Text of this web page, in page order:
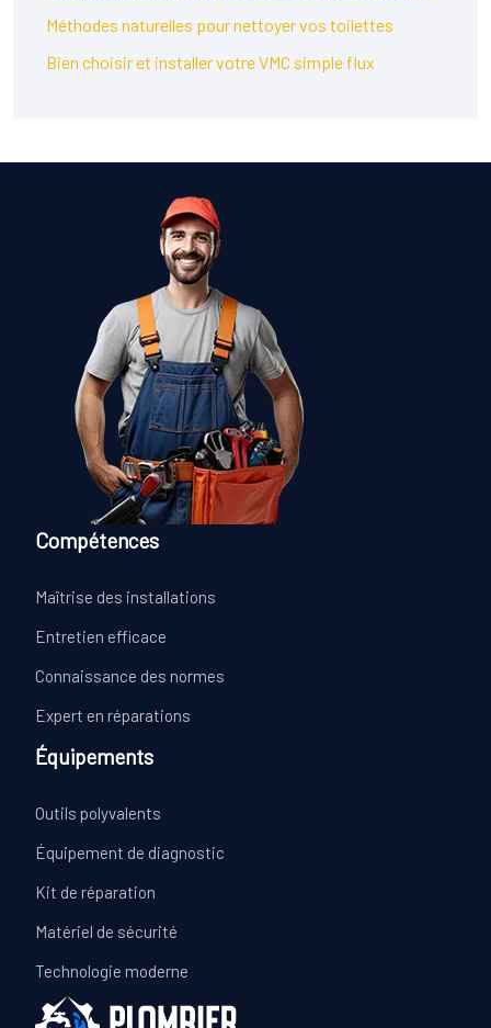
Méthodes naturelles pour nettoyer vos toilettes
Bien choisir et installer votre VMC simple flux
Compétences
Maîtrise des installations
Entretien efficace
Connaissance des normes
Expert en réparations
Équipements
Outils polyvalents
Équipement de diagnostic
Kit de réparation
Matériel de sécurité
Technologie moderne